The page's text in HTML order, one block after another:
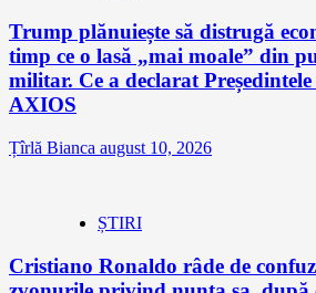
Trump plănuiește să distrugă
timp ce o lasă „mai moale” din
militar. Ce a declarat
AXIOS
Țîrlă Bianca august 10, 2026
ȘTIRI
Cristiano Ronaldo râde de